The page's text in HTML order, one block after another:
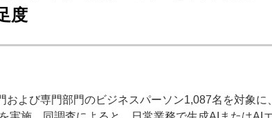
・地域
度
よび専門部門のビジネスパーソン1,087名を対象に